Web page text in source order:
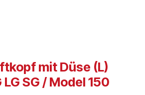
mit Düse (L)
SG / Model 150